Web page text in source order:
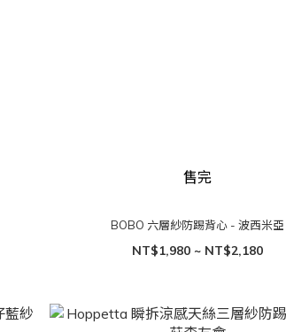
售完
BOBO 六層紗防踢背心 - 波西米亞
NT$1,980 ~ NT$2,180